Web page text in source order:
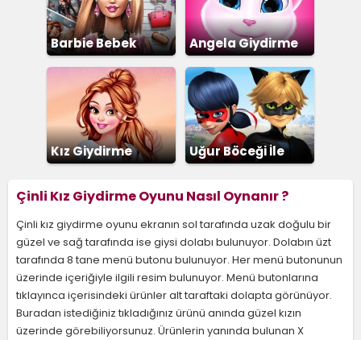
Barbie Bebek
Giydirme
Angela Giydirme
Kız Giydirme
Uğur Böceği İle
Çinli Kız Giydirme Oyunu Nasıl Oynanır ?
Çinli kız giydirme oyunu ekranın sol tarafında uzak doğulu bir
güzel ve sağ tarafında ise giysi dolabı bulunuyor. Dolabın üzt
tarafında 8 tane menü butonu bulunuyor. Her menü butonunun
üzerinde içeriğiyle ilgili resim bulunuyor. Menü butonlarına
tıklayınca içerisindeki ürünler alt taraftaki dolapta görünüyor.
Buradan istediğiniz tıkladığınız ürünü anında güzel kızın
üzerinde görebiliyorsunuz. Ürünlerin yanında bulunan X